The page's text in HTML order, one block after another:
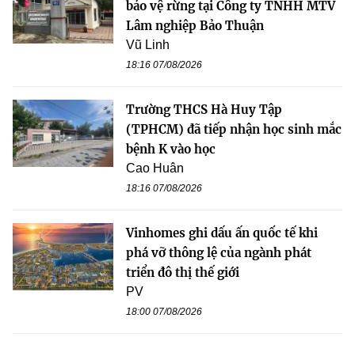
bảo vệ rừng tại Công ty TNHH MTV
Lâm nghiệp Bảo Thuận
Vũ Linh
18:16 07/08/2026
Trường THCS Hà Huy Tập
(TPHCM) đã tiếp nhận học sinh mắc
bệnh K vào học
Cao Huân
18:16 07/08/2026
Vinhomes ghi dấu ấn quốc tế khi
phá vỡ thông lệ của ngành phát
triển đô thị thế giới
PV
18:00 07/08/2026